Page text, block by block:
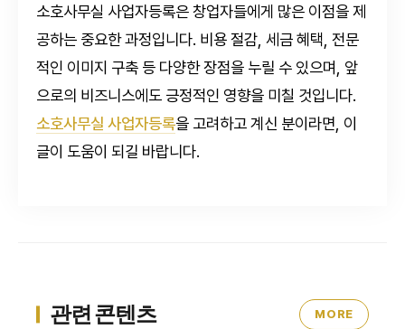
소호사무실 사업자등록은 창업자들에게 많은 이점을 제
공하는 중요한 과정입니다. 비용 절감, 세금 혜택, 전문
적인 이미지 구축 등 다양한 장점을 누릴 수 있으며, 앞
으로의 비즈니스에도 긍정적인 영향을 미칠 것입니다.
소호사무실 사업자등록을 고려하고 계신 분이라면, 이
글이 도움이 되길 바랍니다.
관련 콘텐츠 MORE